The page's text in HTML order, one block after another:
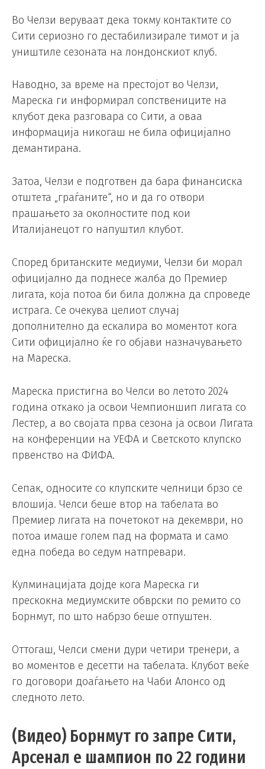
Во Челзи веруваат дека токму контактите со
Сити сериозно го дестабилизирале тимот и ја
уништиле сезоната на лондонскиот клуб.
Наводно, за време на престојот во Челзи,
Мареска ги информирал сопствениците на
клубот дека разговара со Сити, а оваа
информација никогаш не била официјално
демантирана.
Затоа, Челзи е подготвен да бара финансиска
отштета „граѓаните“, но и да го отвори
прашањето за околностите под кои
Италијанецот го напуштил клубот.
Според британските медиуми, Челзи би морал
официјално да поднесе жалба до Премиер
лигата, која потоа би била должна да спроведе
истрага. Се очекува целиот случај
дополнително да ескалира во моментот кога
Сити официјално ќе го објави назначувањето
на Мареска.
Мареска пристигна во Челси во летото 2024
година откако ја освои Чемпионшип лигата со
Лестер, а во својата прва сезона ја освои Лигата
на конференции на УЕФА и Светското клупско
првенство на ФИФА.
Сепак, односите со клупските челници брзо се
влошија. Челси беше втор на табелата во
Премиер лигата на почетокот на декември, но
потоа имаше голем пад на формата и само
една победа во седум натпревари.
Кулминацијата дојде кога Мареска ги
прескокна медиумските обврски по ремито со
Борнмут, по што набрзо беше отпуштен.
Оттогаш, Челси смени дури четири тренери, а
во моментов е десетти на табелата. Клубот веќе
го договори доаѓањето на Чаби Алонсо од
следното лето.
(Видео) Борнмут го запре Сити,
Арсенал е шампион по 22 години